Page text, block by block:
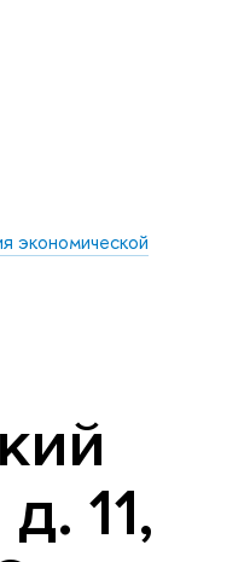
экономической
11,